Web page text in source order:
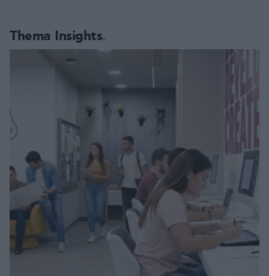
Thema Insights